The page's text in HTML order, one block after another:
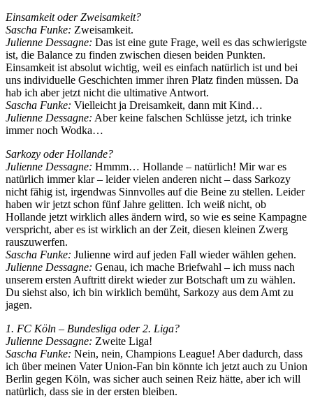
Einsamkeit oder Zweisamkeit?
Sascha Funke: Zweisamkeit.
Julienne Dessagne: Das ist eine gute Frage, weil es das schwierigste
ist, die Balance zu finden zwischen diesen beiden Punkten.
Einsamkeit ist absolut wichtig, weil es einfach natürlich ist und bei
uns individuelle Geschichten immer ihren Platz finden müssen. Da
hab ich aber jetzt nicht die ultimative Antwort.
Sascha Funke: Vielleicht ja Dreisamkeit, dann mit Kind…
Julienne Dessagne: Aber keine falschen Schlüsse jetzt, ich trinke
immer noch Wodka…
Sarkozy oder Hollande?
Julienne Dessagne: Hmmm… Hollande – natürlich! Mir war es
natürlich immer klar – leider vielen anderen nicht – dass Sarkozy
nicht fähig ist, irgendwas Sinnvolles auf die Beine zu stellen. Leider
haben wir jetzt schon fünf Jahre gelitten. Ich weiß nicht, ob
Hollande jetzt wirklich alles ändern wird, so wie es seine Kampagne
verspricht, aber es ist wirklich an der Zeit, diesen kleinen Zwerg
rauszuwerfen.
Sascha Funke: Julienne wird auf jeden Fall wieder wählen gehen.
Julienne Dessagne: Genau, ich mache Briefwahl – ich muss nach
unserem ersten Auftritt direkt wieder zur Botschaft um zu wählen.
Du siehst also, ich bin wirklich bemüht, Sarkozy aus dem Amt zu
jagen.
1. FC Köln – Bundesliga oder 2. Liga?
Julienne Dessagne: Zweite Liga!
Sascha Funke: Nein, nein, Champions League! Aber dadurch, dass
ich über meinen Vater Union-Fan bin könnte ich jetzt auch zu Union
Berlin gegen Köln, was sicher auch seinen Reiz hätte, aber ich will
natürlich, dass sie in der ersten bleiben.